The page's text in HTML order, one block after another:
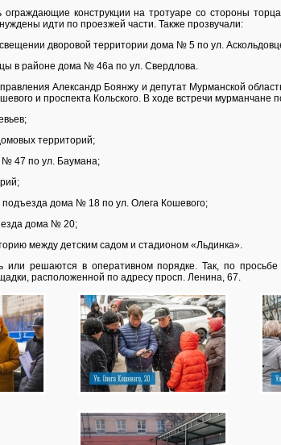
ограждающие конструкции на тротуаре со стороны
идти по проезжей части. Также прозвучали:
дворовой территории дома № 5 по ул.
в районе дома № 46а по ул. Свердлова.
Александр Боянжу и депутат Мурманской
и проспекта Кольского. В ходе встречи мурманчане
территорий;
№ 47 по ул. Баумана;
подъезда дома № 18 по ул. Олега Кошевого;
дома № 20;
между детским садом и стадионом «Льдинка».
или решаются в оперативном порядке. Так, по
расположенной по адресу просп. Ленина, 67.